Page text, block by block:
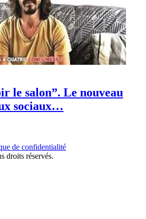
le salon”. Le nouveau
sociaux…
de confidentialité
droits réservés.